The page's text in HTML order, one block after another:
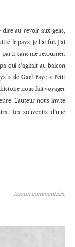
le pays, je l’ai fui. J’ai
sans me retourner.
qui s’agitait au balcon
» de Gaël Faye « Petit
nous fait voyager
L’auteur nous invite
Les souvenirs d’une
Aucun commentaire